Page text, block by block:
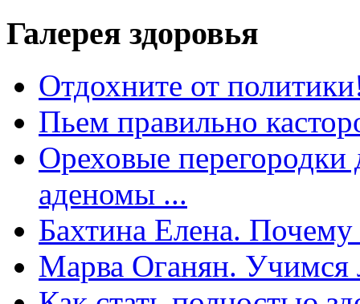
Галерея здоровья
Отдохните от
Пьем правильно
Ореховые перегородки
аденомы ...
Бахтина Елена.
Марва Оганян. Учимся